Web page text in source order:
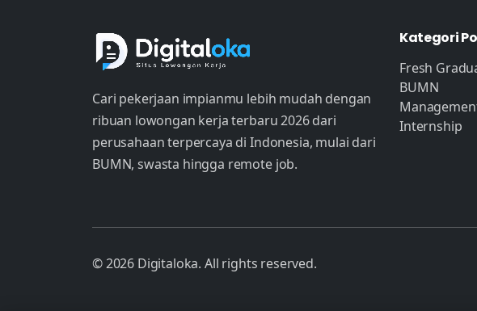
Cari pekerjaan impianmu lebih mudah dengan
ribuan lowongan kerja terbaru 2026 dari
perusahaan terpercaya di Indonesia, mulai dari
BUMN, swasta hingga remote job.
Kategori
Fresh
BUMN
Internship
© 2026 Digitaloka. All rights reserved.